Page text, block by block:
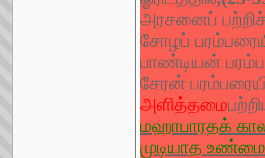
அரசனைப்
சோழப்
பாண்டியன்
சேரன்
அளித்தமை
மஹாபாரதக்
முடியாத